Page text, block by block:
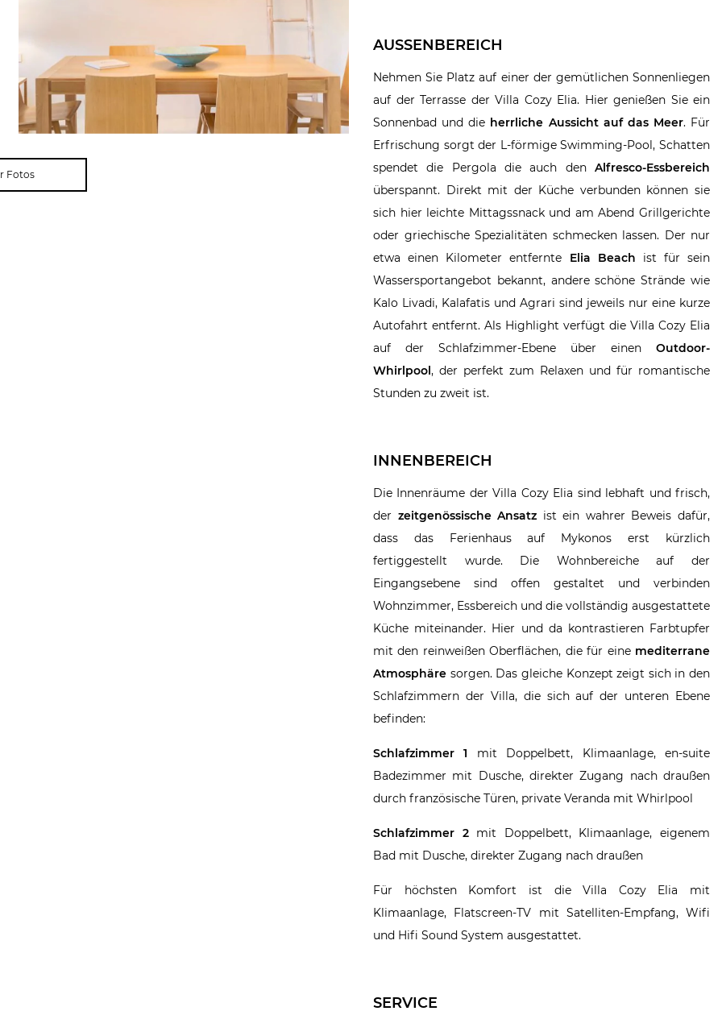
AUSSENBEREICH
Nehmen Sie Platz auf einer der gemütlichen Sonnenliegen
auf der Terrasse der Villa Cozy Elia. Hier genießen Sie ein
Sonnenbad und die herrliche Aussicht auf das Meer. Für
Erfrischung sorgt der L-förmige Swimming-Pool, Schatten
spendet die Pergola die auch den Alfresco-Essbereich
überspannt. Direkt mit der Küche verbunden können sie
sich hier leichte Mittagssnack und am Abend Grillgerichte
oder griechische Spezialitäten schmecken lassen. Der nur
etwa einen Kilometer entfernte Elia Beach ist für sein
Wassersportangebot bekannt, andere schöne Strände wie
Kalo Livadi, Kalafatis und Agrari sind jeweils nur eine kurze
Autofahrt entfernt. Als Highlight verfügt die Villa Cozy Elia
auf der Schlafzimmer-Ebene über einen Outdoor-
Whirlpool, der perfekt zum Relaxen und für romantische
Stunden zu zweit ist.
INNENBEREICH
Die Innenräume der Villa Cozy Elia sind lebhaft und frisch,
der zeitgenössische Ansatz ist ein wahrer Beweis dafür,
dass das Ferienhaus auf Mykonos erst kürzlich
fertiggestellt wurde. Die Wohnbereiche auf der
Eingangsebene sind offen gestaltet und verbinden
Wohnzimmer, Essbereich und die vollständig ausgestattete
Küche miteinander. Hier und da kontrastieren Farbtupfer
mit den reinweißen Oberflächen, die für eine mediterrane
Atmosphäre sorgen. Das gleiche Konzept zeigt sich in den
Schlafzimmern der Villa, die sich auf der unteren Ebene
befinden:
Schlafzimmer 1 mit Doppelbett, Klimaanlage, en-suite
Badezimmer mit Dusche, direkter Zugang nach draußen
durch französische Türen, private Veranda mit Whirlpool
Schlafzimmer 2mit Doppelbett, Klimaanlage, eigenem
Bad mit Dusche, direkter Zugang nach draußen
Für höchsten Komfort ist die Villa Cozy Elia mit
Klimaanlage, Flatscreen-TV mit Satelliten-Empfang, Wifi
und Hifi Sound System ausgestattet.
SERVICE
Fotos